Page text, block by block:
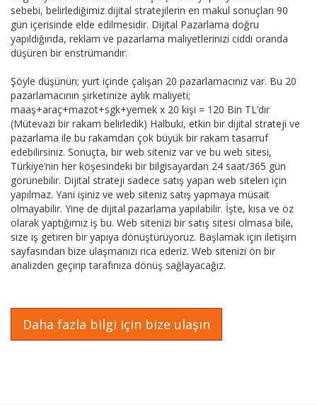
sebebi, belirlediğimiz dijital stratejilerin en makul sonuçları 90
gün içerisinde elde edilmesidir. Dijital Pazarlama doğru
yapıldığında, reklam ve pazarlama maliyetlerinizi ciddi oranda
düşüren bir enstrümandır.
Şöyle düşünün; yurt içinde çalışan 20 pazarlamacınız var. Bu 20
pazarlamacının şirketinize aylık maliyeti;
maaş+araç+mazot+sgk+yemek x 20 kişi = 120 Bin TL’dir
(Mütevazi bir rakam belirledik) Halbuki, etkin bir dijital strateji ve
pazarlama ile bu rakamdan çok büyük bir rakam tasarruf
edebilirsiniz. Sonuçta, bir web siteniz var ve bu web sitesi,
Türkiye’nin her köşesindeki bir bilgisayardan 24 saat/365 gün
görünebilir. Dijital strateji sadece satış yapan web siteleri için
yapılmaz. Yani işiniz ve web siteniz satış yapmaya müsait
olmayabilir. Yine de dijital pazarlama yapılabilir. İşte, kısa ve öz
olarak yaptığımız iş bu. Web sitenizi bir satış sitesi olmasa bile,
size iş getiren bir yapıya dönüştürüyoruz. Başlamak için iletişim
sayfasından bize ulaşmanızı rica ederiz. Web sitenizi ön bir
analizden geçirip tarafınıza dönüş sağlayacağız.
Daha fazla bilgi için bize ulaşın